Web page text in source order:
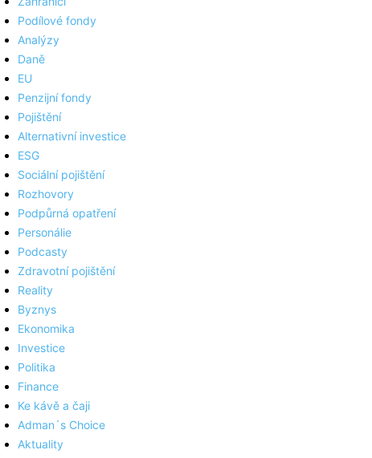
Podílové fondy
Analýzy
Daně
EU
Penzijní fondy
Pojištění
Alternativní investice
ESG
Sociální pojištění
Rozhovory
Podpůrná opatření
Personálie
Podcasty
Zdravotní pojištění
Reality
Byznys
Ekonomika
Investice
Politika
Finance
Ke kávě a čaji
Adman´s Choice
Aktuality